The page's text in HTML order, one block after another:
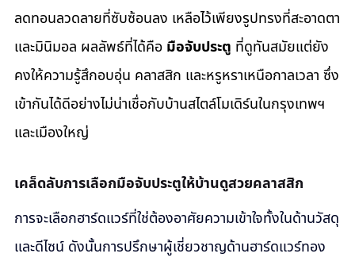
ลดทอนลวดลายที่ซับซ้อนลง เหลือไว้เพียงรูปทรงที่สะอาดตา
และมินิมอล ผลลัพธ์ที่ได้คือ มือจับประตู ที่ดูทันสมัยแต่ยัง
คงให้ความรู้สึกอบอุ่น คลาสสิก และหรูหราเหนือกาลเวลา ซึ่ง
เข้ากันได้ดีอย่างไม่น่าเชื่อกับบ้านสไตล์โมเดิร์นในกรุงเทพฯ
และเมืองใหญ่
เคล็ดลับการเลือกมือจับประตูให้บ้านดูสวยคลาสสิก
การจะเลือกฮาร์ดแวร์ที่ใช่ต้องอาศัยความเข้าใจทั้งในด้านวัสดุ
และดีไซน์ ดังนั้นการปรึกษาผู้เชี่ยวชาญด้านฮาร์ดแวร์ทอง